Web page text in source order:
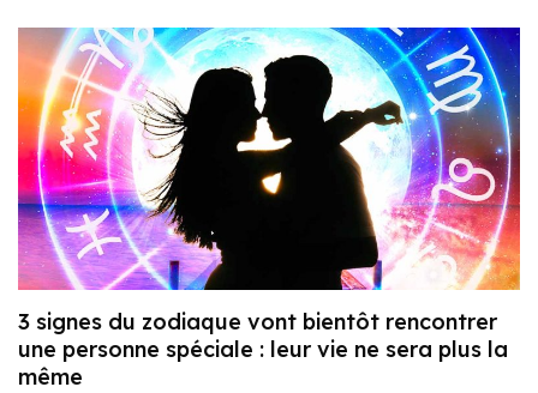
3 signes du zodiaque vont bientôt rencontrer
une personne spéciale : leur vie ne sera plus la
même